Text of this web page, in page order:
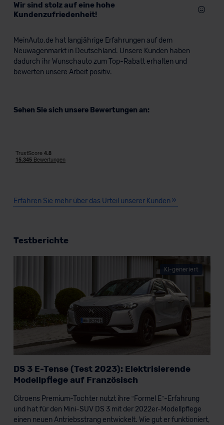
Wir sind stolz auf eine hohe
Kundenzufriedenheit!
MeinAuto.de hat langjährige Erfahrungen auf dem
Neuwagenmarkt in Deutschland. Unsere Kunden haben
dadurch ihr Wunschauto zum Top-Rabatt erhalten und
bewerten unsere Arbeit positiv.
Sehen Sie sich unsere Bewertungen an:
Erfahren Sie mehr über das Urteil unserer Kunden
Testberichte
KI-generiert
DS 3 E-Tense (Test 2023): Elektrisierende
Modellpflege auf Französisch
Citroens Premium-Tochter nutzt ihre “Formel E”-Erfahrung
und hat für den Mini-SUV DS 3 mit der 2022er-Modellpflege
einen neuen Antriebsstrang entwickelt. Wie gut er funktioniert,